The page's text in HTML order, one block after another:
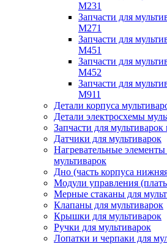
M231
Запчасти для
M271
Запчасти для
M451
Запчасти для
M452
Запчасти для
M911
Детали корпуса
Детали электросхемы
Запчасти для мультиварок
Датчики для мультиварок
Нагревательные
мультиварок
Дно (часть корпуса
Модули управления
Мерные стаканы для
Клапаны для мультиварок
Крышки для мультиварок
Ручки для мультиварок
Лопатки и черпаки для